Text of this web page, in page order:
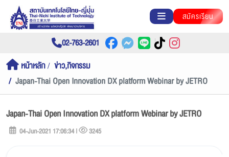
สมัครเรียน
02-763-2601
หน้าหลัก
ข่าว,กิจกรรม
Japan-Thai Open Innovation DX platform Webinar by JETRO
Japan-Thai Open Innovation DX platform Webinar by JETRO
04-Jun-2021 17:06:34 | 3245